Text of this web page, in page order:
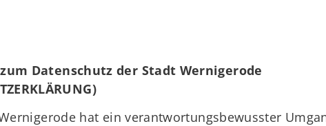
Datenschutz der Stadt Wernigerode
hat ein verantwortungsbewusster